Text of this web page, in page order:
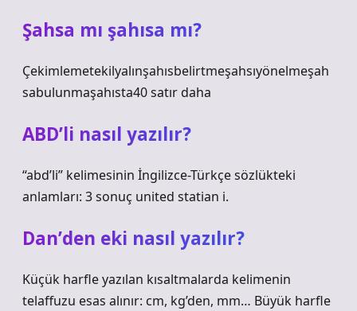
Şahsa mı şahısa mı?
Çekimlemetekilyalınşahısbelirtmeşahsıyönelmeşah
sabulunmaşahısta40 satır daha
ABD’li nasıl yazılır?
“abd’li” kelimesinin İngilizce-Türkçe sözlükteki
anlamları: 3 sonuç united statian i.
Dan’den eki nasıl yazılır?
Küçük harfle yazılan kısaltmalarda kelimenin
telaffuzu esas alınır: cm, kg’den, mm… Büyük harfle